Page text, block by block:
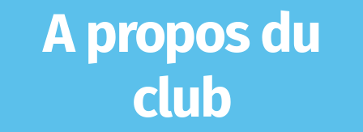
A propos du
club